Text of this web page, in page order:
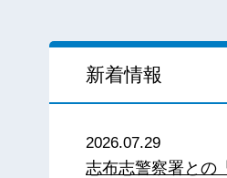
新着情報
2026.07.29
志布志警察署との